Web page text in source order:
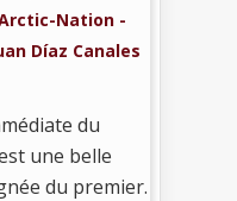
Nation -
Díaz Canales
du
une belle
du premier.